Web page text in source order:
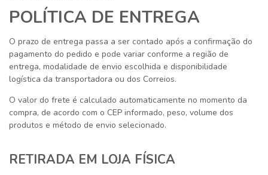
POLÍTICA DE ENTREGA
O prazo de entrega passa a ser contado após a confirmação do
pagamento do pedido e pode variar conforme a região de
entrega, modalidade de envio escolhida e disponibilidade
logística da transportadora ou dos Correios.
O valor do frete é calculado automaticamente no momento da
compra, de acordo com o CEP informado, peso, volume dos
produtos e método de envio selecionado.
RETIRADA EM LOJA FÍSICA